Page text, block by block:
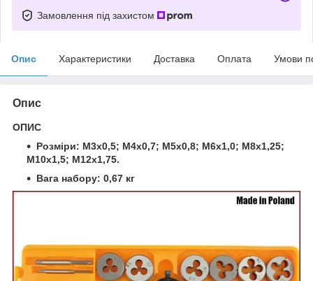
Замовлення під захистом
Опис Характеристики Доставка Оплата Умови
Опис
ОПИС
Розміри: M3x0,5; M4x0,7; M5x0,8; M6x1,0; M8x1,25;
M10x1,5; M12x1,75.
Вага набору: 0,67 кг